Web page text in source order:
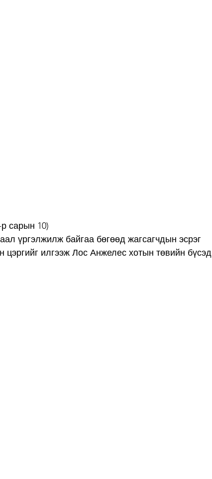
сарын 10)
үргэлжилж байгаа бөгөөд жагсагчдын эсрэг
цэргийг илгээж Лос Анжелес хотын төвийн бүсэд